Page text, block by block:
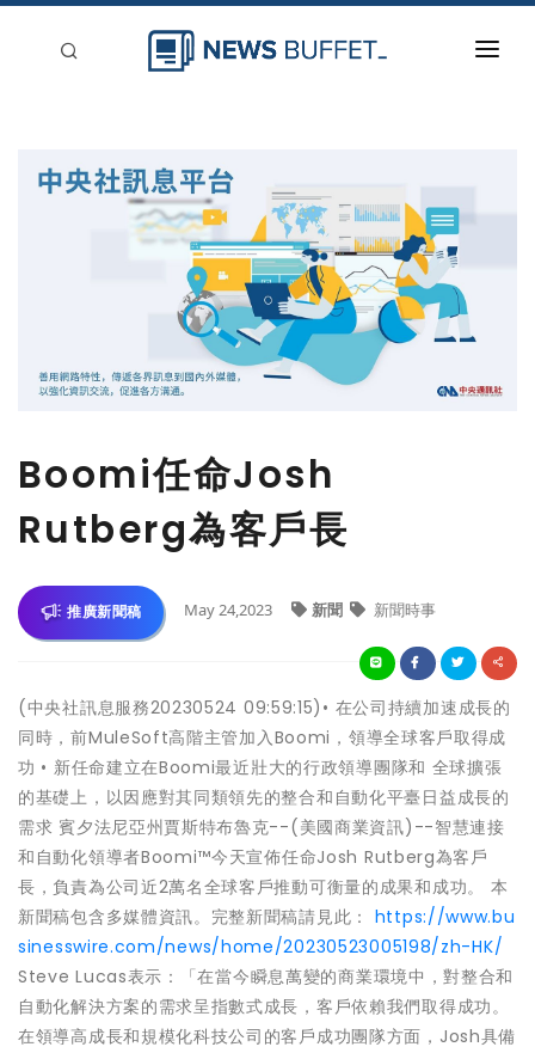
Boomi任命Josh
Rutberg為客戶長
推廣新聞稿 May 24,2023 新聞 新聞時事
(中央社訊息服務20230524 09:59:15)• 在公司持續加速成長的
同時，前MuleSoft高階主管加入Boomi，領導全球客戶取得成
功 • 新任命建立在Boomi最近壯大的行政領導團隊和 全球擴張
的基礎上，以因應對其同類領先的整合和自動化平臺日益成長的
需求 賓夕法尼亞州賈斯特布魯克--(美國商業資訊)--智慧連接
和自動化領導者Boomi™今天宣佈任命Josh Rutberg為客戶
長，負責為公司近2萬名全球客戶推動可衡量的成果和成功。 本
新聞稿包含多媒體資訊。完整新聞稿請見此： https://www.bu
sinesswire.com/news/home/20230523005198/zh-HK/
Steve Lucas表示：「在當今瞬息萬變的商業環境中，對整合和
自動化解決方案的需求呈指數式成長，客戶依賴我們取得成功。
在領導高成長和規模化科技公司的客戶成功團隊方面，Josh具備